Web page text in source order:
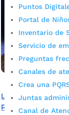
Puntos
Portal de
Inventario de
Servicio de
Preguntas
Canales de
Crea una
Juntas
Canal de
La EMA desborda
Ruralidad